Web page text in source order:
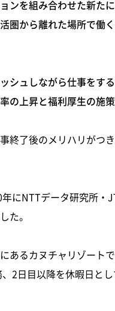
ンを組み合わせた新た
圏から離れた場所で働
シュしながら仕事をす
の上昇と福利厚生の施
終了後のメリハリがつ
にNTTデータ研究所・
た。
あるカヌチャリゾート
2日目以降を休暇日と